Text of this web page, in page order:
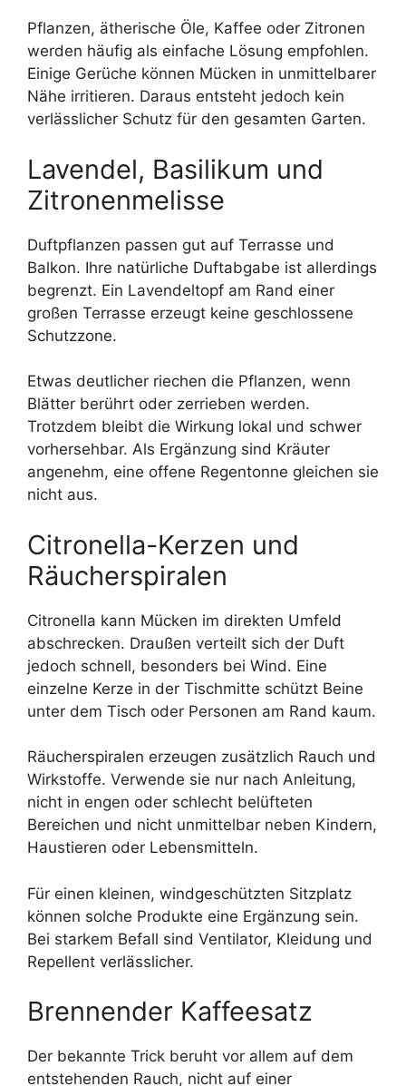
Pflanzen, ätherische Öle, Kaffee oder Zitronen
werden häufig als einfache Lösung empfohlen.
Einige Gerüche können Mücken in unmittelbarer
Nähe irritieren. Daraus entsteht jedoch kein
verlässlicher Schutz für den gesamten Garten.
Lavendel, Basilikum und
Zitronenmelisse
Duftpflanzen passen gut auf Terrasse und
Balkon. Ihre natürliche Duftabgabe ist allerdings
begrenzt. Ein Lavendeltopf am Rand einer
großen Terrasse erzeugt keine geschlossene
Schutzzone.
Etwas deutlicher riechen die Pflanzen, wenn
Blätter berührt oder zerrieben werden.
Trotzdem bleibt die Wirkung lokal und schwer
vorhersehbar. Als Ergänzung sind Kräuter
angenehm, eine offene Regentonne gleichen sie
nicht aus.
Citronella-Kerzen und
Räucherspiralen
Citronella kann Mücken im direkten Umfeld
abschrecken. Draußen verteilt sich der Duft
jedoch schnell, besonders bei Wind. Eine
einzelne Kerze in der Tischmitte schützt Beine
unter dem Tisch oder Personen am Rand kaum.
Räucherspiralen erzeugen zusätzlich Rauch und
Wirkstoffe. Verwende sie nur nach Anleitung,
nicht in engen oder schlecht belüfteten
Bereichen und nicht unmittelbar neben Kindern,
Haustieren oder Lebensmitteln.
Für einen kleinen, windgeschützten Sitzplatz
können solche Produkte eine Ergänzung sein.
Bei starkem Befall sind Ventilator, Kleidung und
Repellent verlässlicher.
Brennender Kaffeesatz
Der bekannte Trick beruht vor allem auf dem
entstehenden Rauch, nicht auf einer